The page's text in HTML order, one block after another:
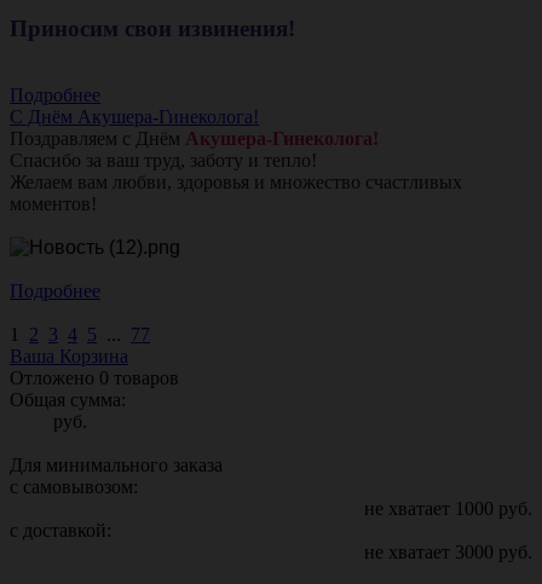
Приносим свои извинения!
Подробнее
С Днём Акушера-Гинеколога!
Поздравляем с Днём Акушера-Гинеколога!
Спасибо за ваш труд, заботу и тепло!
Желаем вам любви, здоровья и множество счастливых
моментов!
Подробнее
1 2 3 4 5 ... 77
Ваша Корзина
Отложено 0 товаров
Общая сумма:
руб.
Для минимального заказа
с самовывозом:
не хватает 1000 руб.
с доставкой:
не хватает 3000 руб.